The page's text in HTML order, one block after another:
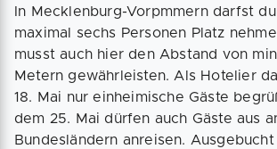
In Mecklenburg-Vorpmmern darfst
maximal sechs Personen Platz
musst auch hier den Abstand von
Metern gewährleisten. Als Hotelier
18. Mai nur einheimische Gäste
dem 25. Mai dürfen auch Gäste aus
Bundesländern anreisen.